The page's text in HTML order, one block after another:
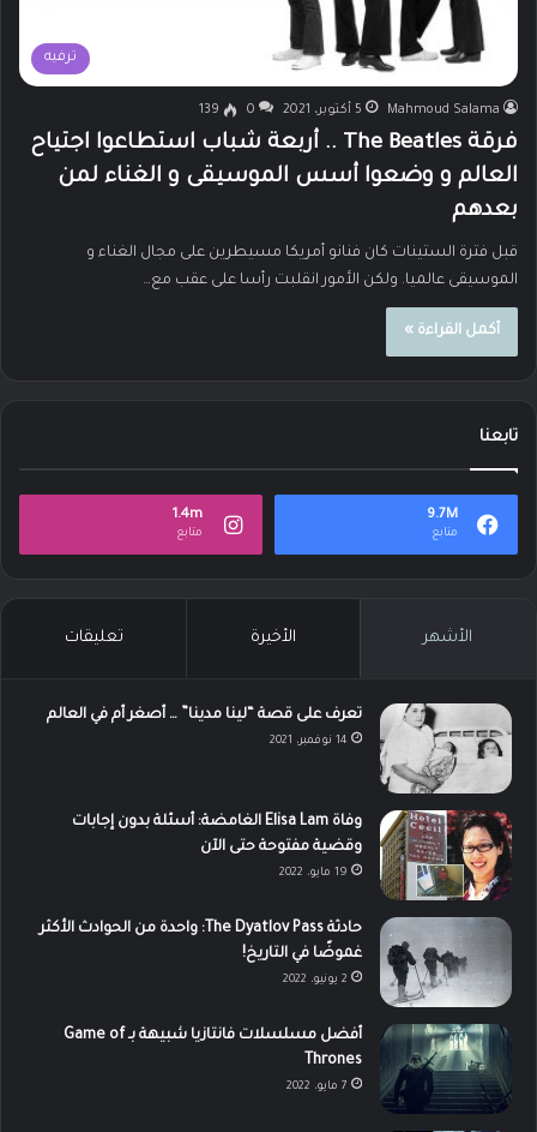
ترفيه
Mahmoud Salama 5 أكتوبر، 2021 0
139
فرقة The Beatles .. أربعة شباب استطاعوا اجتياح
العالم و وضعوا أسس الموسيقى و الغناء لمن
بعدهم
قبل فترة الستينات كان فنانو أمريكا مسيطرين على مجال الغناء و
الموسيقى عالميا. ولكن الأمور انقلبت رأسا على عقب مع…
أكمل القراءة »
تابعنا
9.7M
متابع
1.4m
متابع
الأشهر الأخيرة تعليقات
تعرف على قصة “لينا مدينا” … أصغر أم في العالم
14 نوفمبر، 2021
وفاة Elisa Lam الغامضة: أسئلة بدون إجابات
وقضية مفتوحة حتى الآن
19 مايو، 2022
حادثة The Dyatlov Pass: واحدة من الحوادث الأكثر
غموضًا في التاريخ!
2 يونيو، 2022
أفضل مسلسلات فانتازيا شبيهة بـ Game of
Thrones
7 مايو، 2022